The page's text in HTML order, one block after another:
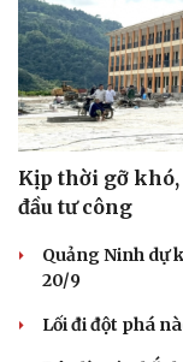
Kịp thời gỡ khó,
đầu tư công
Quảng Ninh dự
20/9
Lối đi đột phá